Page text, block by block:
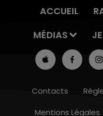
ACCUEIL
MÉDIAS
Contacts
Mentions Légales